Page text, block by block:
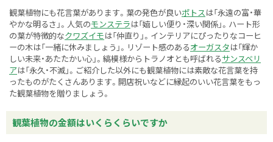
観葉植物にも花言葉があります。葉の発色が良いポトス は「永遠の富・華
やかな明るさ」。人気のモンステラは「嬉しい便り・深い関係」。ハート形
の葉が特徴的なクワズイモは「仲直り」。インテリアにぴったりなコーヒ
ーの木は「一緒に休みましょう」。リゾート感のあるオーガスタは「輝か
しい未来・あたたかい心」。縞模様からトラノオとも呼ばれるサンスベリ
アは「永久・不滅」。ご紹介した以外にも観葉植物には素敵な花言葉を持
ったものがたくさんあります。開店祝いなどに縁起のいい花言葉をもっ
た観葉植物を贈りましょう。
観葉植物の金額はいくらくらいですか